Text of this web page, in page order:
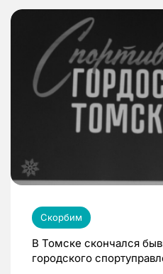
Скорбим
В Томске скончался
городского